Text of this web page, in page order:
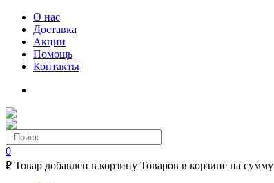
О нас
Доставка
Акции
Помощь
Контакты
0
₽ Товар добавлен в корзину Товаров в корзине на сумму